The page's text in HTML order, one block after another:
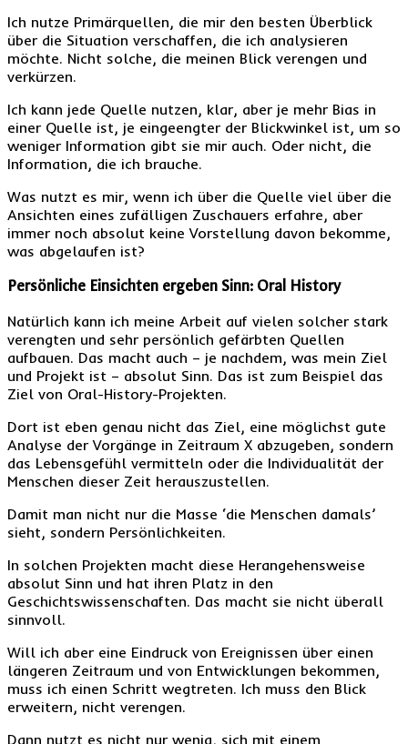
Ich nutze Primärquellen, die mir den besten Überblick
über die Situation verschaffen, die ich analysieren
möchte. Nicht solche, die meinen Blick verengen und
verkürzen.
Ich kann jede Quelle nutzen, klar, aber je mehr Bias in
einer Quelle ist, je eingeengter der Blickwinkel ist, um so
weniger Information gibt sie mir auch. Oder nicht, die
Information, die ich brauche.
Was nutzt es mir, wenn ich über die Quelle viel über die
Ansichten eines zufälligen Zuschauers erfahre, aber
immer noch absolut keine Vorstellung davon bekomme,
was abgelaufen ist?
Persönliche Einsichten ergeben Sinn: Oral History
Natürlich kann ich meine Arbeit auf vielen solcher stark
verengten und sehr persönlich gefärbten Quellen
aufbauen. Das macht auch – je nachdem, was mein Ziel
und Projekt ist – absolut Sinn. Das ist zum Beispiel das
Ziel von Oral-History-Projekten.
Dort ist eben genau nicht das Ziel, eine möglichst gute
Analyse der Vorgänge in Zeitraum X abzugeben, sondern
das Lebensgefühl vermitteln oder die Individualität der
Menschen dieser Zeit herauszustellen.
Damit man nicht nur die Masse ‘die Menschen damals’
sieht, sondern Persönlichkeiten.
In solchen Projekten macht diese Herangehensweise
absolut Sinn und hat ihren Platz in den
Geschichtswissenschaften. Das macht sie nicht überall
sinnvoll.
Will ich aber eine Eindruck von Ereignissen über einen
längeren Zeitraum und von Entwicklungen bekommen,
muss ich einen Schritt wegtreten. Ich muss den Blick
erweitern, nicht verengen.
Dann nutzt es nicht nur wenig, sich mit einem